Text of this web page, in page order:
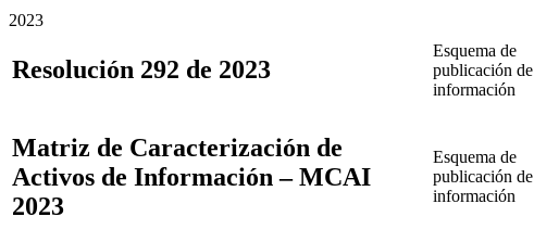
2023
Resolución 292 de 2023
Esquema de
publicación de
información
Matriz de Caracterización de
Activos de Información – MCAI
2023
Esquema de
publicación de
información